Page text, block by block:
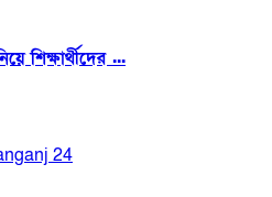
শিক্ষার্থীদের ...
24